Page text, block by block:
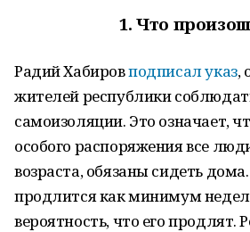
1.Что
Радий Хабировподписал указ,
жителей республики
самоизоляции. Это означает,
особого распоряжения все
возраста, обязаны сидеть
продлится как минимум
вероятность, что его продлят.